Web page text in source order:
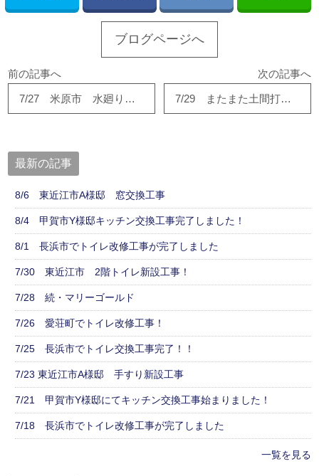
ブログページへ
前の記事へ
7/27 米原市 水廻り改修工事③
次の記事へ
7/29 またまた土間打ち工事が完成です。
最新の記事
8/6 東近江市A様邸 窓交換工事
8/4 甲賀市Y様邸キッチン交換工事完了しました！
8/1 長浜市でトイレ改修工事が完了しました
7/30 東近江市 2階トイレ新設工事！
7/28 続・マリーゴールド
7/26 愛荘町でトイレ改修工事！
7/25 長浜市でトイレ交換工事完了！！
7/23 東近江市A様邸 手すり新設工事
7/21 甲賀市Y様邸にてキッチン交換工事始まりました！
7/18 長浜市でトイレ改修工事が完了しました
一覧を見る